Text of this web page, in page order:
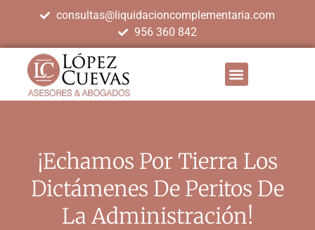
consultas@liquidacioncomplementaria.com
956 360 842
¡Echamos Por Tierra Los
Dictámenes De Peritos De
La Administración!